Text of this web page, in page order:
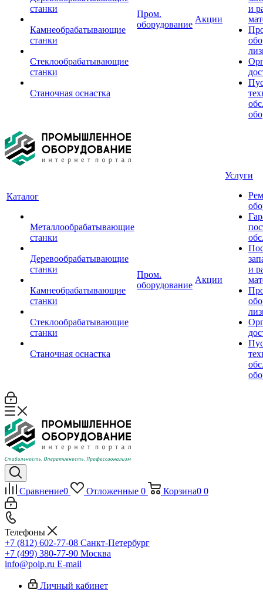
станки
Камнеобрабатывающие
станки
Стеклообрабатывающие
станки
Станочная оснастка
Пром.
оборудование
Акции
и
Каталог
Металлообрабатывающие
станки
Деревообрабатывающие
станки
Камнеобрабатывающие
станки
Стеклообрабатывающие
станки
Станочная оснастка
Пром.
оборудование
Акции
Услуги
и
Сравнение0 Отложенные 0 Корзина0 0
Телефоны
+7 (812) 602-77-08 Санкт-Петербург
+7 (499) 380-77-90 Москва
info@poip.ru E-mail
Личный кабинет